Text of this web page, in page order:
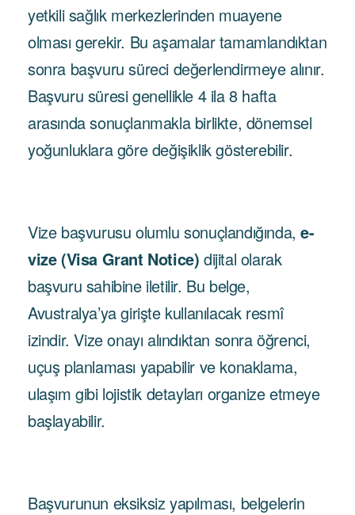
yetkili sağlık merkezlerinden muayene
olması gerekir. Bu aşamalar tamamlandıktan
sonra başvuru süreci değerlendirmeye alınır.
Başvuru süresi genellikle 4 ila 8 hafta
arasında sonuçlanmakla birlikte, dönemsel
yoğunluklara göre değişiklik gösterebilir.
Vize başvurusu olumlu sonuçlandığında,e-
vize (Visa Grant Notice) dijital olarak
başvuru sahibine iletilir. Bu belge,
Avustralya’ya girişte kullanılacak resmî
izindir. Vize onayı alındıktan sonra öğrenci,
uçuş planlaması yapabilir ve konaklama,
ulaşım gibi lojistik detayları organize etmeye
başlayabilir.
Başvurunun eksiksiz yapılması, belgelerin